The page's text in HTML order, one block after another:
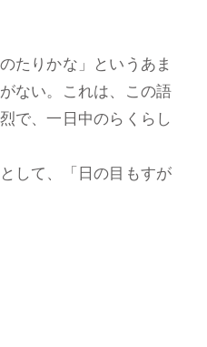
たりかな」というあま
ない。これは、この語
で、一日中のらくらし
して、「日の目もすが